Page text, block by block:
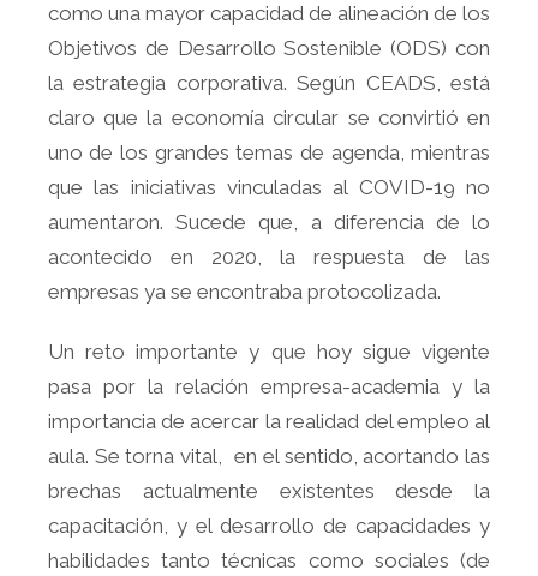
como una mayor capacidad de alineación de los
Objetivos de Desarrollo Sostenible (ODS) con
la estrategia corporativa. Según CEADS, está
claro que la economía circular se convirtió en
uno de los grandes temas de agenda, mientras
que las iniciativas vinculadas al COVID-19 no
aumentaron. Sucede que, a diferencia de lo
acontecido en 2020, la respuesta de las
empresas ya se encontraba protocolizada.
Un reto importante y que hoy sigue vigente
pasa por la relación empresa-academia y la
importancia de acercar la realidad del empleo al
aula. Se torna vital, en el sentido, acortando las
brechas actualmente existentes desde la
capacitación, y el desarrollo de capacidades y
habilidades tanto técnicas como sociales (de